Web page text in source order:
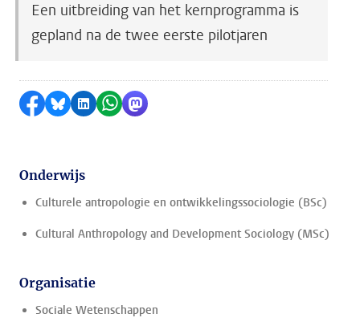
Een uitbreiding van het kernprogramma is
gepland na de twee eerste pilotjaren
Delen op Facebook
Delen via Bluesky
Delen op LinkedIn
Delen via WhatsApp
Delen via Mastodon
Onderwijs
Culturele antropologie en ontwikkelingssociologie (BSc)
Cultural Anthropology and Development Sociology (MSc)
Organisatie
Sociale Wetenschappen